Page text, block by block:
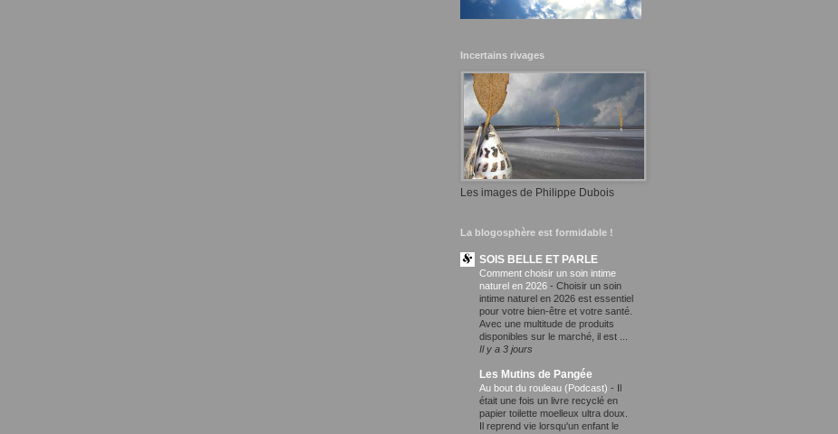
Incertains rivages
Les images de Philippe Dubois
La blogosphère est formidable !
SOIS BELLE ET PARLE
Comment choisir un soin intime
naturel en 2026 - Choisir un soin
intime naturel en 2026 est essentiel
pour votre bien-être et votre santé.
Avec une multitude de produits
disponibles sur le marché, il est ...
Il y a 3 jours
Les Mutins de Pangée
Au bout du rouleau (Podcast) - Il
était une fois un livre recyclé en
papier toilette moelleux ultra doux.
Il reprend vie lorsqu'un enfant le